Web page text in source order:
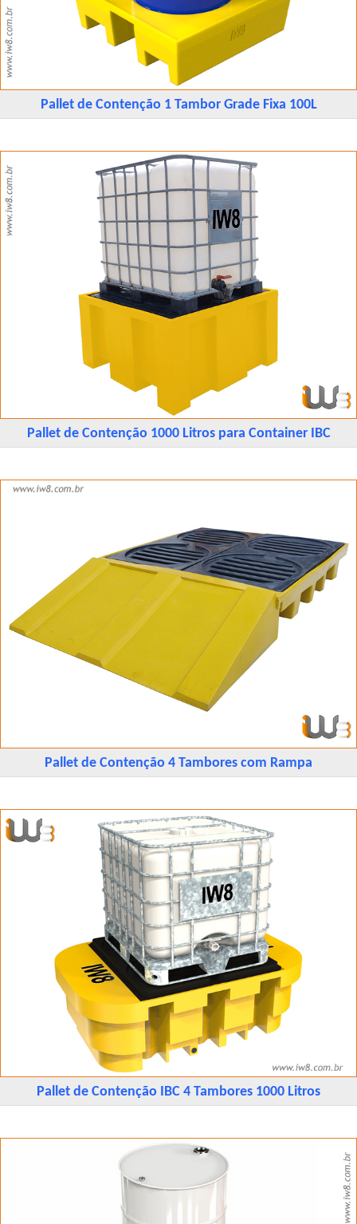
Pallet de Contenção 1 Tambor Grade Fixa 100L
Pallet de Contenção 1000 Litros para Container IBC
Pallet de Contenção 4 Tambores com Rampa
Pallet de Contenção IBC 4 Tambores 1000 Litros